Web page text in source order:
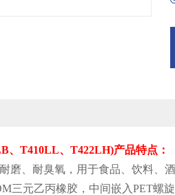
、 T410LL、 T422LH)产品特点：
磨、耐臭氧，用于食品、饮料、
三元乙丙橡胶，中间嵌入PET螺